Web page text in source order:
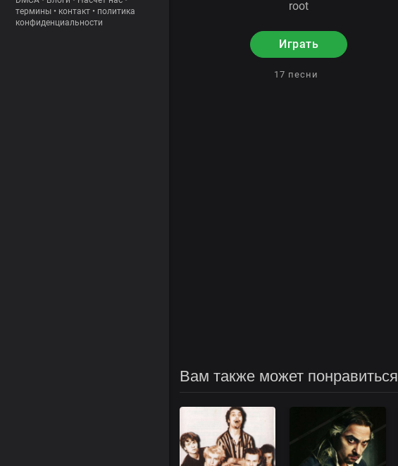
термины • контакт • политика
конфиденциальности
root
Играть
17 песни
Вам также может понравиться